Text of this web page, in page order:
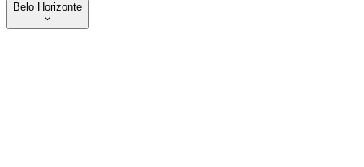
Belo Horizonte